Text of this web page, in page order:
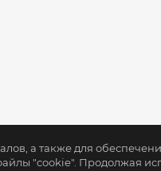
а также для
"cookie". Продолжая